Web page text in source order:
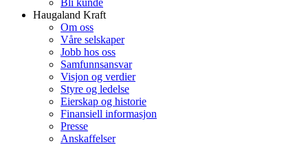
Bli kunde
Haugaland Kraft
Om oss
Våre selskaper
Jobb hos oss
Samfunnsansvar
Visjon og verdier
Styre og ledelse
Eierskap og historie
Finansiell informasjon
Presse
Anskaffelser